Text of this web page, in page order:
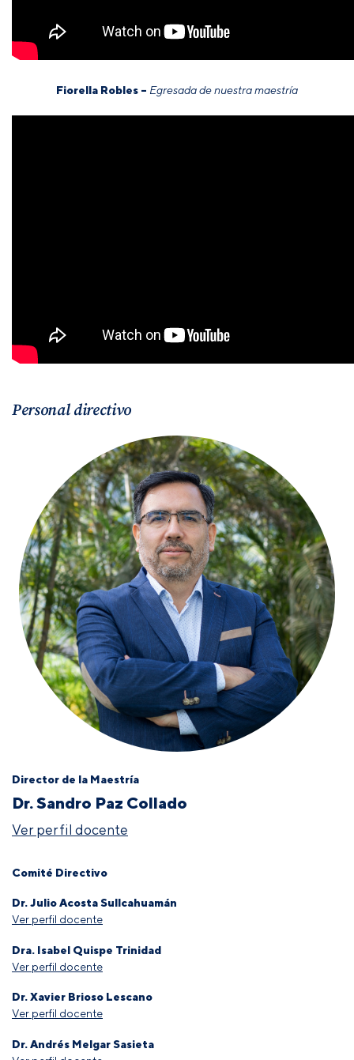
Fiorella Robles – Egresada de nuestra maestría
Personal directivo
Director de la Maestría
Dr. Sandro Paz Collado
Ver perfil docente
Comité Directivo
Dr. Julio Acosta Sullcahuamán
Ver perfil docente
Dra. Isabel Quispe Trinidad
Ver perfil docente
Dr. Xavier Brioso Lescano
Ver perfil docente
Dr. Andrés Melgar Sasieta